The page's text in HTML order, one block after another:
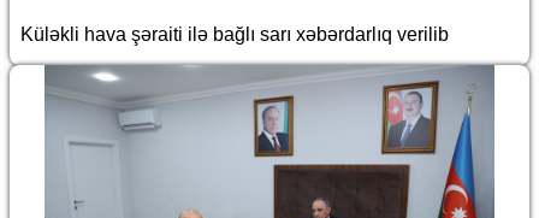
Küləkli hava şəraiti ilə bağlı sarı xəbərdarlıq verilib